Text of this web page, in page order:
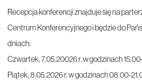
Recepcja konferencji znajduje się na
Centrum Konferencyjnego i będzie do
dniach:
Czwartek, 7.05.20026 r. w godzinach
Piątek, 8.05.2026 r. w godzinach 08.00-